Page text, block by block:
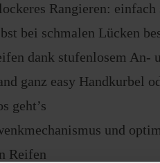
Rangieren: einfach
bei schmalen Lücken
dank stufenlosem An-
ganz easy Handkurbel
geht’s
und
Reifen